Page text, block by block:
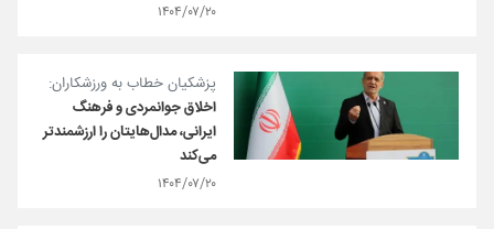
۱۴۰۴/۰۷/۲۰
پزشکیان خطاب به ورزشکاران:
اخلاق جوانمردی و فرهنگ
ایرانی، مدال‌هایتان را ارزشمندتر
می‎‌کند
۱۴۰۴/۰۷/۲۰